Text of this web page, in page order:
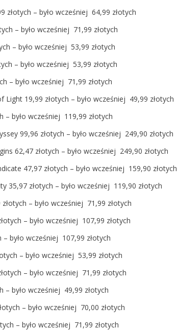
złotych – było wcześniej 64,99 złotych
– było wcześniej 71,99 złotych
– było wcześniej 53,99 złotych
– było wcześniej 53,99 złotych
– było wcześniej 71,99 złotych
Light 19,99 złotych – było wcześniej 49,99 złotych
– było wcześniej 119,99 złotych
99,96 złotych – było wcześniej 249,90 złotych
62,47 złotych – było wcześniej 249,90 złotych
47,97 złotych – było wcześniej 159,90 złotych
35,97 złotych – było wcześniej 119,90 złotych
– było wcześniej 71,99 złotych
– było wcześniej 107,99 złotych
– było wcześniej 107,99 złotych
– było wcześniej 53,99 złotych
– było wcześniej 71,99 złotych
– było wcześniej 49,99 złotych
– było wcześniej 70,00 złotych
– było wcześniej 71,99 złotych